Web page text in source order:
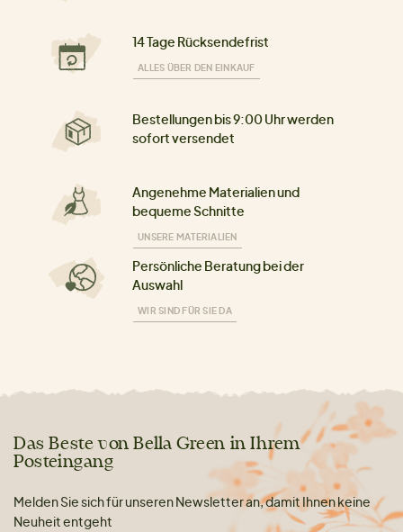
14 Tage Rücksendefrist
ALLES ÜBER DEN EINKAUF
Bestellungen bis 9:00 Uhr werden
sofort versendet
Angenehme Materialien und
bequeme Schnitte
UNSERE MATERIALIEN
Persönliche Beratung bei der
Auswahl
WIR SIND FÜR SIE DA
Das Beste von Bella Green in Ihrem
Posteingang
Melden Sie sich für unseren Newsletter an, damit Ihnen keine
Neuheit entgeht